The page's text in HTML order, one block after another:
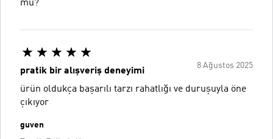
mu?
8 Ağustos 2025
pratik bir alışveriş deneyimi
ürün oldukça başarılı tarzı rahatlığı ve duruşuyla öne
çıkıyor
guven